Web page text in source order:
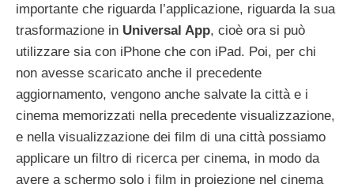
importante che riguarda l’applicazione, riguarda la sua
trasformazione in Universal App, cioè ora si può
utilizzare sia con iPhone che con iPad. Poi, per chi
non avesse scaricato anche il precedente
aggiornamento, vengono anche salvate la città e i
cinema memorizzati nella precedente visualizzazione,
e nella visualizzazione dei film di una città possiamo
applicare un filtro di ricerca per cinema, in modo da
avere a schermo solo i film in proiezione nel cinema